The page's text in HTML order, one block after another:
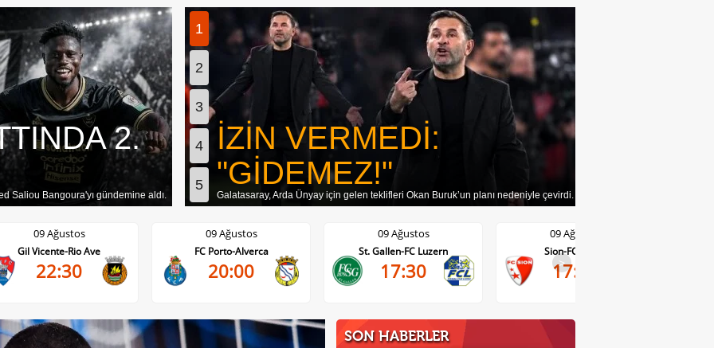
2.
Saliou Bangoura'yı gündemine aldı.
1
2
3
4
5
İZİN VERMEDİ:
"GİDEMEZ!"
Galatasaray, Arda Ünyay için gelen teklifleri Okan Buruk’un planı nedeniyle çevirdi.
09 Ağustos
FC Porto-Alverca
20:00
09 Ağustos
St. Gallen-FC Luzern
17:30
09 Ağustos
Sion-FC Vaduz
17:30
09 Ağustos
Basel-Thun
17:30
>
SON HABERLER